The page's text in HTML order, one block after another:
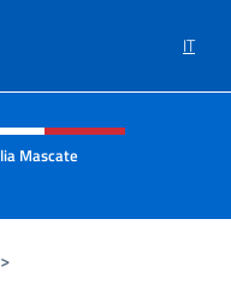
IT
e menù
Mascate
>